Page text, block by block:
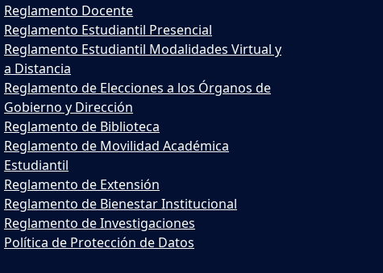
Reglamento Docente
Reglamento Estudiantil Presencial
Reglamento Estudiantil Modalidades Virtual y
a Distancia
Reglamento de Elecciones a los Órganos de
Gobierno y Dirección
Reglamento de Biblioteca
Reglamento de Movilidad Académica
Estudiantil
Reglamento de Extensión
Reglamento de Bienestar Institucional
Reglamento de Investigaciones
Política de Protección de Datos